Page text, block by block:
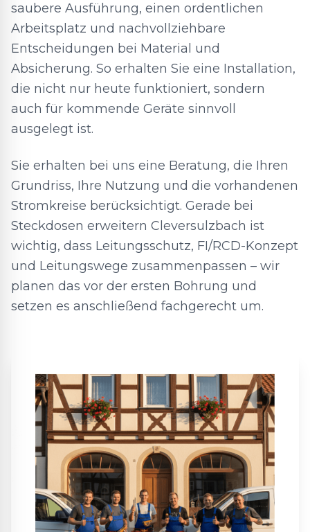
saubere Ausführung, einen ordentlichen
Arbeitsplatz und nachvollziehbare
Entscheidungen bei Material und
Absicherung. So erhalten Sie eine Installation,
die nicht nur heute funktioniert, sondern
auch für kommende Geräte sinnvoll
ausgelegt ist.
Sie erhalten bei uns eine Beratung, die Ihren
Grundriss, Ihre Nutzung und die vorhandenen
Stromkreise berücksichtigt. Gerade bei
Steckdosen erweitern Cleversulzbach ist
wichtig, dass Leitungsschutz, FI/RCD-Konzept
und Leitungswege zusammenpassen – wir
planen das vor der ersten Bohrung und
setzen es anschließend fachgerecht um.